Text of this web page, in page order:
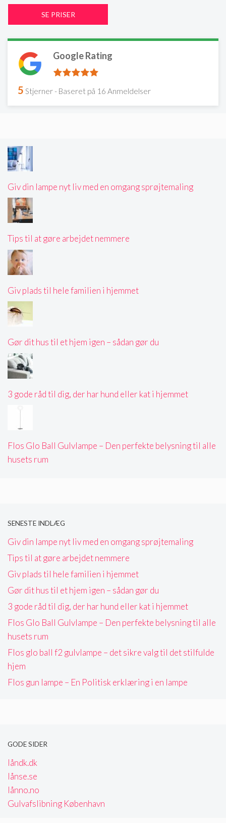
Google Rating
5 Stjerner - Baseret på 16 Anmeldelser
Giv din lampe nyt liv med en omgang sprøjtemaling
Tips til at gøre arbejdet nemmere
Giv plads til hele familien i hjemmet
Gør dit hus til et hjem igen – sådan gør du
3 gode råd til dig, der har hund eller kat i hjemmet
Flos Glo Ball Gulvlampe – Den perfekte belysning til alle
husets rum
SENESTE INDLÆG
Giv din lampe nyt liv med en omgang sprøjtemaling
Tips til at gøre arbejdet nemmere
Giv plads til hele familien i hjemmet
Gør dit hus til et hjem igen – sådan gør du
3 gode råd til dig, der har hund eller kat i hjemmet
Flos Glo Ball Gulvlampe – Den perfekte belysning til alle
husets rum
Flos glo ball f2 gulvlampe – det sikre valg til det stilfulde
hjem
Flos gun lampe – En Politisk erklæring i en lampe
GODE SIDER
låndk.dk
lånse.se
lånno.no
Gulvafslibning København